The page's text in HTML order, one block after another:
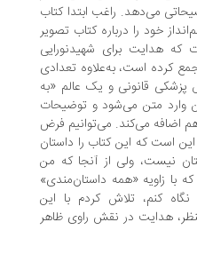
راغب ابتدا کتاب
را درباره کتاب تصویر
برای شهیدنورایی
است، به‌علاوه تعدادی
قانونی و یک عالم «به
متن می‌شود و توضیحات
می‌کند. می‌توانیم فرض
این کتاب را داستان
ولی از آنجا که من
«همه داستان‌مندی»
تلاش کردم با این
در نقش راوی ظاهر